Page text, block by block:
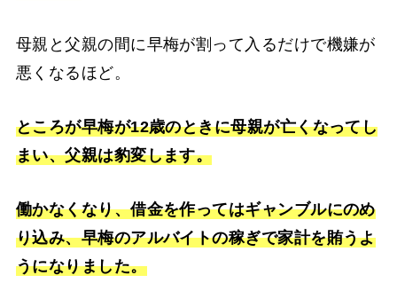
母親と父親の間に早梅が割って入るだけで機嫌が
悪くなるほど。
ところが早梅が12歳のときに母親が亡くなってし
まい、父親は豹変します。
働かなくなり、借金を作ってはギャンブルにのめ
り込み、早梅のアルバイトの稼ぎで家計を賄うよ
うになりました。